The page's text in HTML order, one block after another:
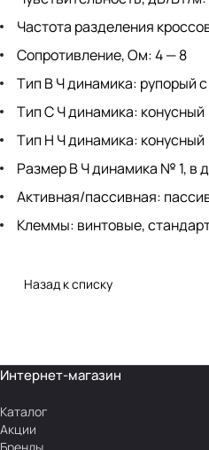
Частота разделения
Сопротивление, Ом: 4 — 8
Тип В Ч динамика: рупорый
Тип С Ч динамика: конусный
Тип Н Ч динамика: конусный
Размер В Ч динамика № 1, в
Активная/пассивная:
Клеммы: винтовые,
Назад к списку
Интернет-магазин
Каталог
Акции